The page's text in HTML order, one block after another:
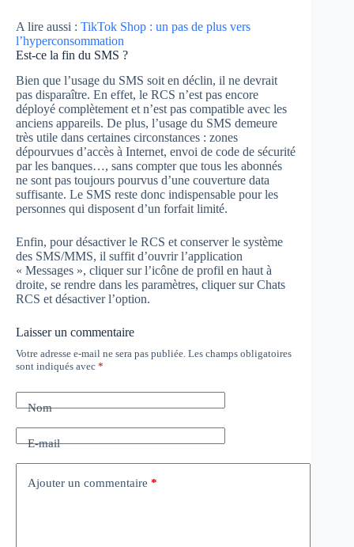
A lire aussi : TikTok Shop : un pas de plus vers
l’hyperconsommation
Est-ce la fin du SMS ?
Bien que l’usage du SMS soit en déclin, il ne devrait
pas disparaître. En effet, le RCS n’est pas encore
déployé complètement et n’est pas compatible avec les
anciens appareils. De plus, l’usage du SMS demeure
très utile dans certaines circonstances : zones
dépourvues d’accès à Internet, envoi de code de sécurité
par les banques…, sans compter que tous les abonnés
ne sont pas toujours pourvus d’une couverture data
suffisante. Le SMS reste donc indispensable pour les
personnes qui disposent d’un forfait limité.
Enfin, pour désactiver le RCS et conserver le système
des SMS/MMS, il suffit d’ouvrir l’application
« Messages », cliquer sur l’icône de profil en haut à
droite, se rendre dans les paramètres, cliquer sur Chats
RCS et désactiver l’option.
Laisser un commentaire
Votre adresse e-mail ne sera pas publiée. Les champs obligatoires
sont indiqués avec *
Nom
E-mail
Ajouter un commentaire *